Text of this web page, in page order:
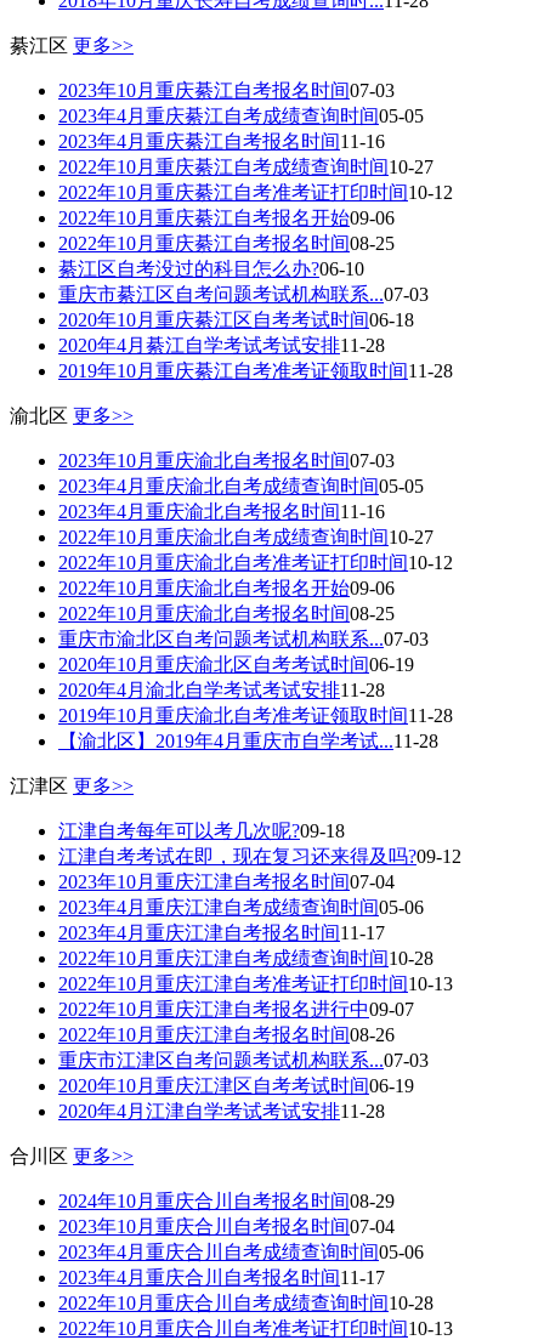
綦江区 更多>>
2023年10月重庆綦江自考报名时间07-03
2023年4月重庆綦江自考成绩查询时间05-05
2023年4月重庆綦江自考报名时间11-16
2022年10月重庆綦江自考成绩查询时间10-27
2022年10月重庆綦江自考准考证打印时间10-12
2022年10月重庆綦江自考报名开始09-06
2022年10月重庆綦江自考报名时间08-25
綦江区自考没过的科目怎么办?06-10
重庆市綦江区自考问题考试机构联系...07-03
2020年10月重庆綦江区自考考试时间06-18
2020年4月綦江自学考试考试安排11-28
2019年10月重庆綦江自考准考证领取时间11-28
渝北区 更多>>
2023年10月重庆渝北自考报名时间07-03
2023年4月重庆渝北自考成绩查询时间05-05
2023年4月重庆渝北自考报名时间11-16
2022年10月重庆渝北自考成绩查询时间10-27
2022年10月重庆渝北自考准考证打印时间10-12
2022年10月重庆渝北自考报名开始09-06
2022年10月重庆渝北自考报名时间08-25
重庆市渝北区自考问题考试机构联系...07-03
2020年10月重庆渝北区自考考试时间06-19
2020年4月渝北自学考试考试安排11-28
2019年10月重庆渝北自考准考证领取时间11-28
【渝北区】2019年4月重庆市自学考试...11-28
江津区 更多>>
江津自考每年可以考几次呢?09-18
江津自考考试在即，现在复习还来得及吗?09-12
2023年10月重庆江津自考报名时间07-04
2023年4月重庆江津自考成绩查询时间05-06
2023年4月重庆江津自考报名时间11-17
2022年10月重庆江津自考成绩查询时间10-28
2022年10月重庆江津自考准考证打印时间10-13
2022年10月重庆江津自考报名进行中09-07
2022年10月重庆江津自考报名时间08-26
重庆市江津区自考问题考试机构联系...07-03
2020年10月重庆江津区自考考试时间06-19
2020年4月江津自学考试考试安排11-28
合川区 更多>>
2024年10月重庆合川自考报名时间08-29
2023年10月重庆合川自考报名时间07-04
2023年4月重庆合川自考成绩查询时间05-06
2023年4月重庆合川自考报名时间11-17
2022年10月重庆合川自考成绩查询时间10-28
2022年10月重庆合川自考准考证打印时间10-13